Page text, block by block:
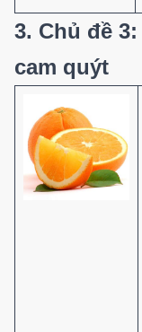
3. Chủ đề
cam quýt